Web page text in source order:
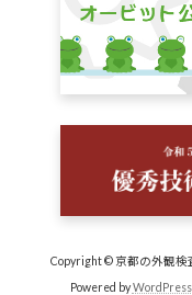
Copyright © 京都の外観検
Powered byWordPress